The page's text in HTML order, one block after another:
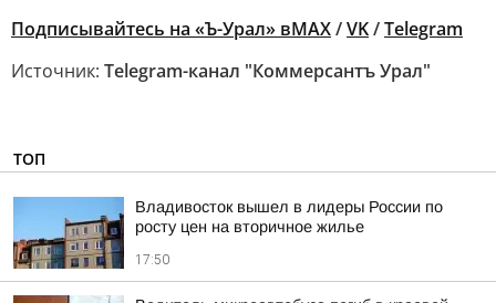
Подписывайтесь на «Ъ-Урал» вMAX/VK/Telegram
Источник: Telegram-канал "Коммерсантъ Урал"
ТОП
Владивосток вышел в лидеры России по
росту цен на вторичное жилье
17:50